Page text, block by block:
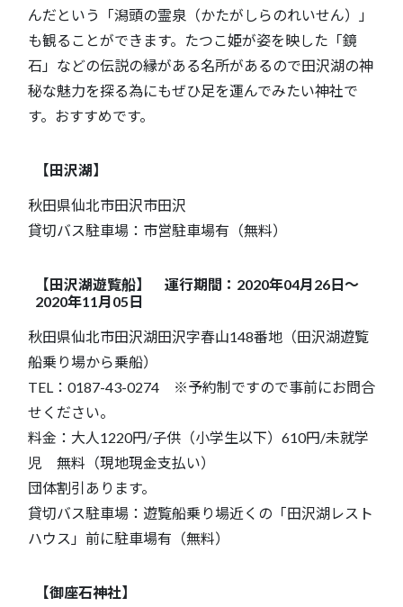
んだという「潟頭の霊泉（かたがしらのれいせん）」
も観ることができます。たつこ姫が姿を映した「鏡
石」などの伝説の縁がある名所があるので田沢湖の神
秘な魅力を探る為にもぜひ足を運んでみたい神社で
す。おすすめです。
【田沢湖】
秋田県仙北市田沢市田沢
貸切バス駐車場：市営駐車場有（無料）
【田沢湖遊覧船】 運行期間：2020年04月26日～
2020年11月05日
秋田県仙北市田沢湖田沢字春山148番地（田沢湖遊覧
船乗り場から乗船）
TEL：0187-43-0274 ※予約制ですので事前にお問合
せください。
料金：大人1220円/子供（小学生以下）610円/未就学
児 無料（現地現金支払い）
団体割引あります。
貸切バス駐車場：遊覧船乗り場近くの「田沢湖レスト
ハウス」前に駐車場有（無料）
【御座石神社】